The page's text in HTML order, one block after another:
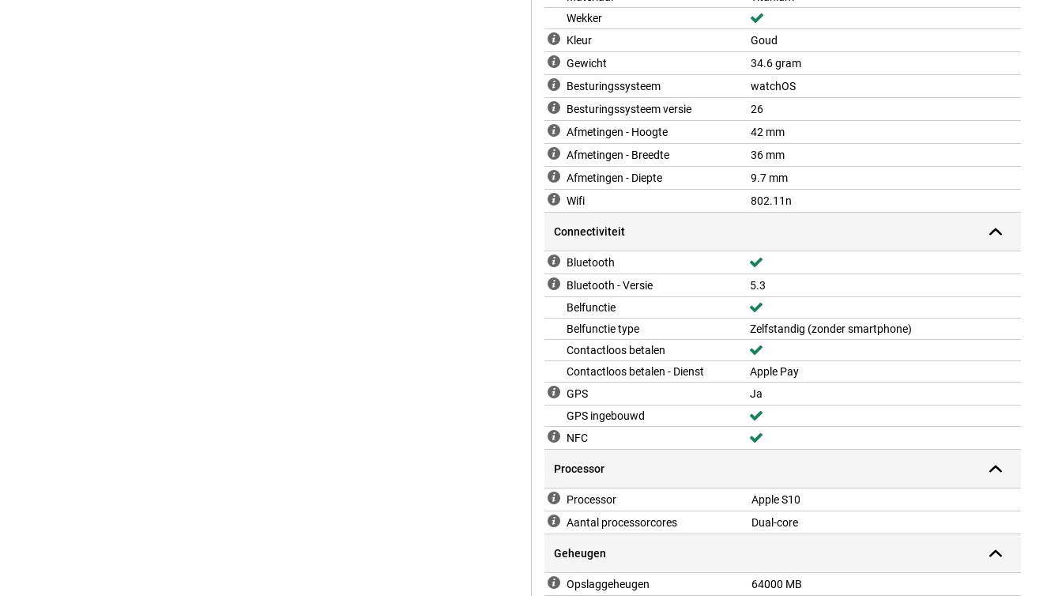
Wekker
Kleur
Goud
Gewicht
34.6 gram
Besturingssysteem
watchOS
Besturingssysteem versie
26
Afmetingen - Hoogte
42 mm
Afmetingen - Breedte
36 mm
Afmetingen - Diepte
9.7 mm
Wifi
802.11n
Connectiviteit
Bluetooth
Bluetooth - Versie
5.3
Belfunctie
Belfunctie type
Zelfstandig (zonder smartphone)
Contactloos betalen
Contactloos betalen - Dienst
Apple Pay
GPS
Ja
GPS ingebouwd
NFC
Processor
Processor
Apple S10
Aantal processorcores
Dual-core
Geheugen
Opslaggeheugen 64000 MB